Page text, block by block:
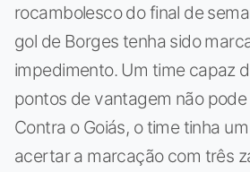
rocambolesco do final de
gol de Borges tenha sido
impedimento. Um time capaz
pontos de vantagem não
Contra o Goiás, o time tinha
acertar a marcação com três